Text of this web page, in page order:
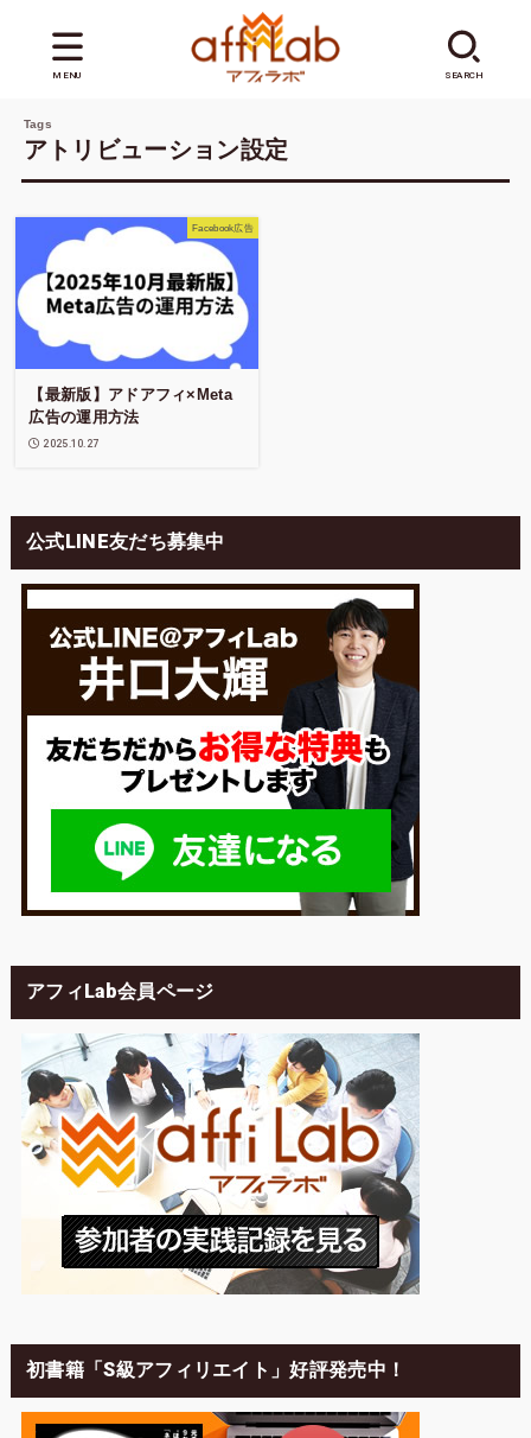
SEARCH
MENU
アトリビューション設定
Facebook広告
【最新版】アドアフィ×Meta
広告の運用方法
2025.10.27
公式LINE友だち募集中
アフィLab会員ページ
初書籍「S級アフィリエイト」好評発売中！